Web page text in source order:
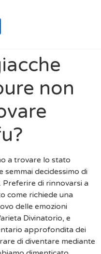
non
a trovare lo stato
decidessimo di
di rinnovarsi a
come richiede una
delle emozioni
Divinatorio, e
approfondita dei
di diventare mediante